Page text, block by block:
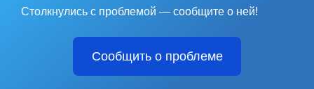
Столкнулись с проблемой — сообщите о ней!
Сообщить о проблеме